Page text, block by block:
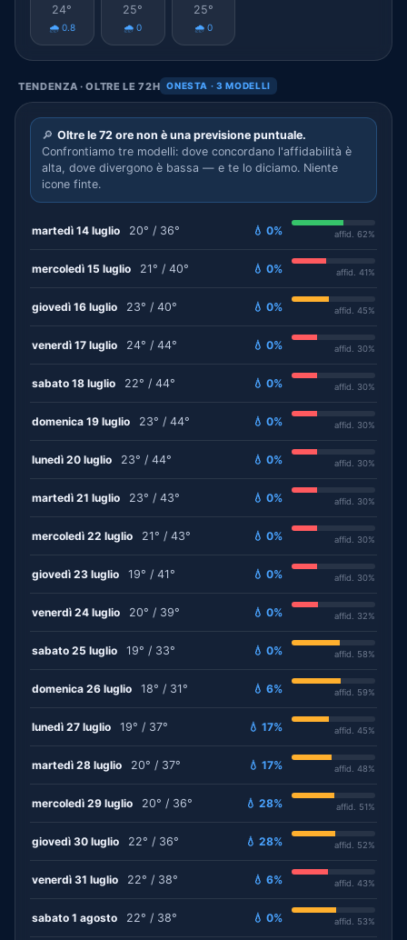
24°
🌧️ 0.8
25°
🌧️ 0
25°
🌧️ 0
TENDENZA · OLTRE LE 72H ONESTA · 3 MODELLI
🔎 Oltre le 72 ore non è una previsione puntuale.
Confrontiamo tre modelli: dove concordano l'affidabilità è
alta, dove divergono è bassa — e te lo diciamo. Niente
icone finte.
martedì 14 luglio 20° / 36° 💧 0% affid. 62%
mercoledì 15 luglio 21° / 40° 💧 0% affid. 41%
giovedì 16 luglio 23° / 40° 💧 0% affid. 45%
venerdì 17 luglio 24° / 44° 💧 0% affid. 30%
sabato 18 luglio 22° / 44° 💧 0% affid. 30%
domenica 19 luglio 23° / 44° 💧 0% affid. 30%
lunedì 20 luglio 23° / 44° 💧 0% affid. 30%
martedì 21 luglio 23° / 43° 💧 0% affid. 30%
mercoledì 22 luglio 21° / 43° 💧 0% affid. 30%
giovedì 23 luglio 19° / 41° 💧 0% affid. 30%
venerdì 24 luglio 20° / 39° 💧 0% affid. 32%
sabato 25 luglio 19° / 33° 💧 0% affid. 58%
domenica 26 luglio 18° / 31° 💧 6% affid. 59%
lunedì 27 luglio 19° / 37° 💧 17% affid. 45%
martedì 28 luglio 20° / 37° 💧 17% affid. 48%
mercoledì 29 luglio 20° / 36° 💧 28% affid. 51%
giovedì 30 luglio 22° / 36° 💧 28% affid. 52%
venerdì 31 luglio 22° / 38° 💧 6% affid. 43%
sabato 1 agosto 22° / 38° 💧 0% affid. 53%